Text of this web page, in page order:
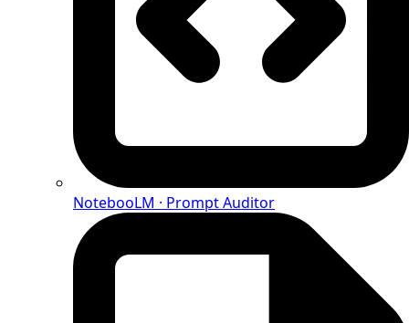
NotebooLM · Prompt Auditor